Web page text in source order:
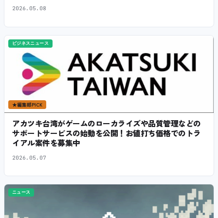
2026.05.08
ビジネスニュース
★編集部PICK
アカツキ台湾がゲームのローカライズや品質管理などの
サポートサービスの始動を公開！お値打ち価格でのトラ
イアル案件を募集中
2026.05.07
ニュース